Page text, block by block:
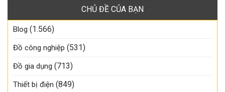
CHỦ ĐỀ CỦA BẠN
Blog (1.566)
Đồ công nghiệp (531)
Đồ gia dụng (713)
Thiết bị điện (849)